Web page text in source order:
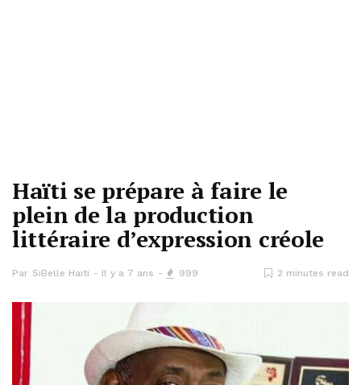
Haïti se prépare à faire le
plein de la production
littéraire d’expression créole
Par SiBelle Haiti Il y a 7 ans 999 2 minutes read